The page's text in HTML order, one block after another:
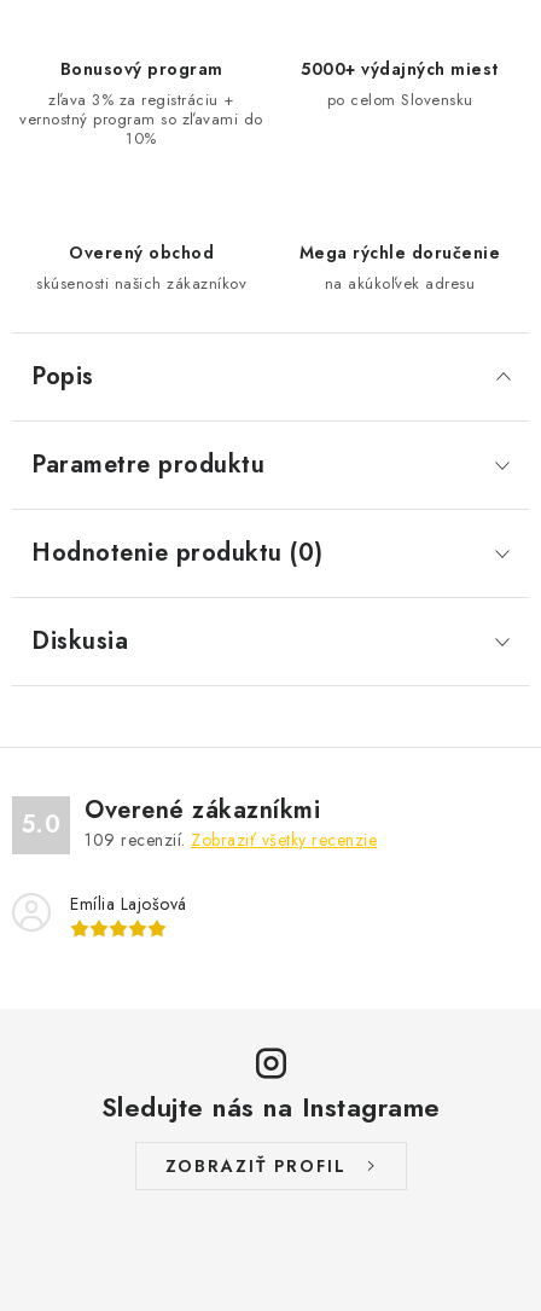
Bonusový program
zľava 3% za registráciu +
vernostný program so zľavami do
10%
5000+ výdajných miest
po celom Slovensku
Overený obchod
skúsenosti našich zákazníkov
Mega rýchle doručenie
na akúkoľvek adresu
Popis
Parametre produktu
Hodnotenie produktu (0)
Diskusia
5.0 Overené zákazníkmi
109 recenzií. Zobraziť všetky recenzie
Emília Lajošová
Sledujte nás na Instagrame
ZOBRAZIŤ PROFIL